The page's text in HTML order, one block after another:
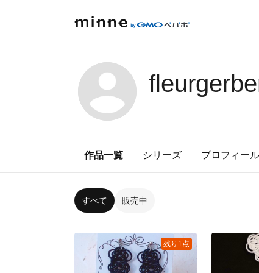
作品一覧 シリーズ プロフィール
すべて 販売中
残り1点